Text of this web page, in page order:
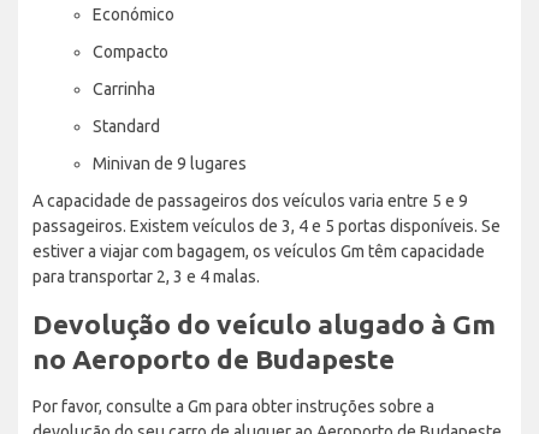
Económico
Compacto
Carrinha
Standard
Minivan de 9 lugares
A capacidade de passageiros dos veículos varia entre 5 e 9
passageiros. Existem veículos de 3, 4 e 5 portas disponíveis. Se
estiver a viajar com bagagem, os veículos Gm têm capacidade
para transportar 2, 3 e 4 malas.
Devolução do veículo alugado à Gm
no Aeroporto de Budapeste
Por favor, consulte a Gm para obter instruções sobre a